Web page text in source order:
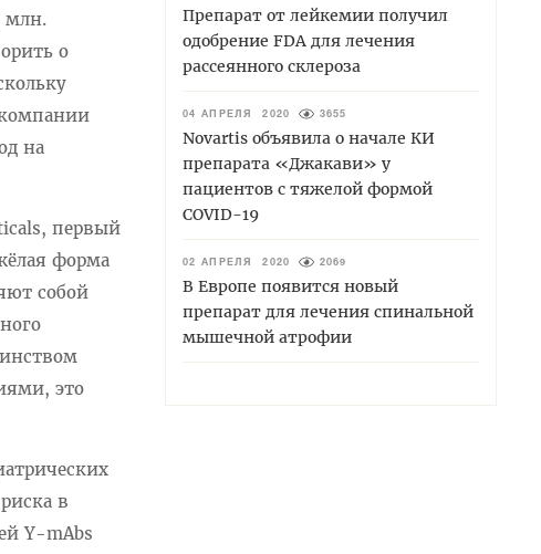
млн.
о
на
первый
форма
собой
это
в
Y-mAbs
Препарат от лейкемии получил
одобрение FDA для лечения
рассеянного склероза
04 АПРЕЛЯ 2020 3655
Novartis объявила о начале КИ
препарата «Джакави» у
пациентов с тяжелой формой
COVID-19
02 АПРЕЛЯ 2020 2069
В Европе появится новый
препарат для лечения спинальной
мышечной атрофии